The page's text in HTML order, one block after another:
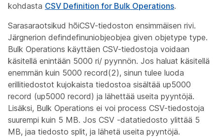
kohdasta CSV Definition for Bulk Operations.
Sarasaraotsikud hõiCSV-tiedoston ensimmäisen rivi.
Järgnerion defindefinuniobjeobjea given objetype type.
Bulk Operations käyttäen CSV-tiedostoja voidaan
käsitellä enintään 5000 ri/ pyynnön. Jos haluat käsitellä
enemmän kuin 5000 record(2), sinun tulee luoda
erillitiedostot kujokaista tiedostoa sisältää up5000
record (up5000 record) ja lähettää useita pyyntöjä.
Lisäksi, Bulk Operations ei voi process CSV-tiedostoja
suurempi kuin 5 MB. Jos CSV -datatiedosto ylittää 5
MB, jaa tiedosto split, ja lähetä useita pyyntöjä.